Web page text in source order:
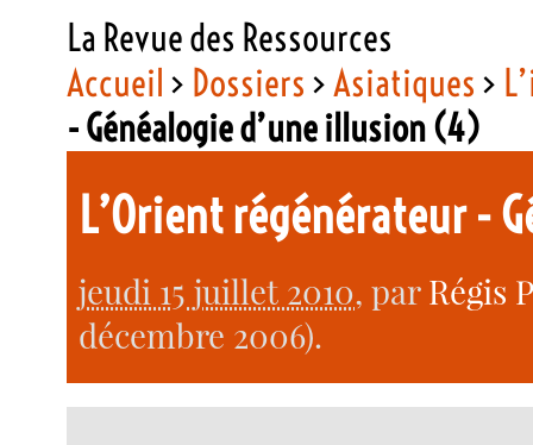
La Revue des Ressources
Accueil > Dossiers >Asiatiques >
- Généalogie d’une illusion (4)
L’Orient régénérateur -
jeudi 15 juillet 2010, parRégis
décembre 2006).